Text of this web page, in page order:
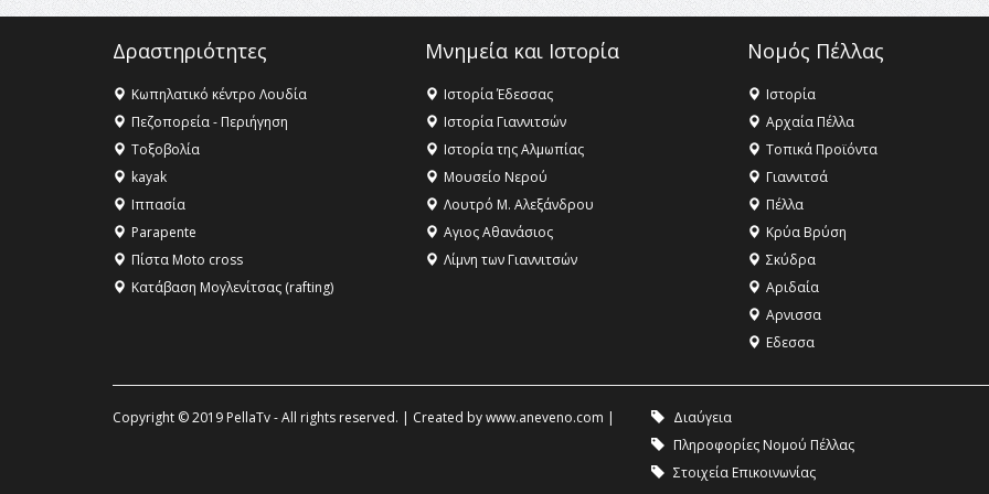
Δραστηριότητες
Κωπηλατικό κέντρο Λουδία
Πεζοπορεία - Περιήγηση
Τοξοβολία
kayak
Ιππασία
Parapente
Πίστα Moto cross
Κατάβαση Μογλενίτσας (rafting)
Μνημεία και Ιστορία
Ιστορία Έδεσσας
Ιστορία Γιαννιτσών
Ιστορία της Αλμωπίας
Μουσείο Νερού
Λουτρό Μ. Αλεξάνδρου
Αγιος Αθανάσιος
Λίμνη των Γιαννιτσών
Νομός Πέλλας
Ιστορία
Αρχαία Πέλλα
Τοπικά Προϊόντα
Γιαννιτσά
Πέλλα
Κρύα Βρύση
Σκύδρα
Αριδαία
Aρνισσα
Eδεσσα
Copyright © 2019 PellaTv - All rights reserved. | Created bywww.aneveno.com | Διαύγεια
Πληροφορίες Νομού Πέλλας
Στοιχεία Επικοινωνίας